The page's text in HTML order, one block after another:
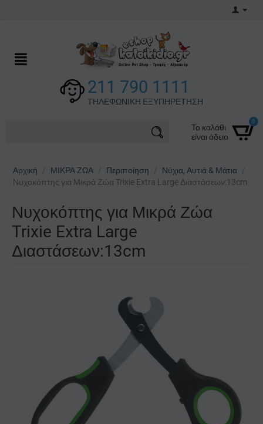
211 790 1111
ΤΗΛΕΦΩΝΙΚΗ ΕΞΥΠΗΡΕΤΗΣΗ
Το καλάθι
είναι άδειο
0
Αρχική / ΜΙΚΡΑ ΖΩΑ / Περιποίηση / Νύχια, Αυτιά & Μάτια /
Νυχοκόπτης για Μικρά Ζώα Trixie Extra Large Διαστάσεων:13cm
Νυχοκόπτης για Μικρά Ζώα
Trixie Extra Large
Διαστάσεων:13cm